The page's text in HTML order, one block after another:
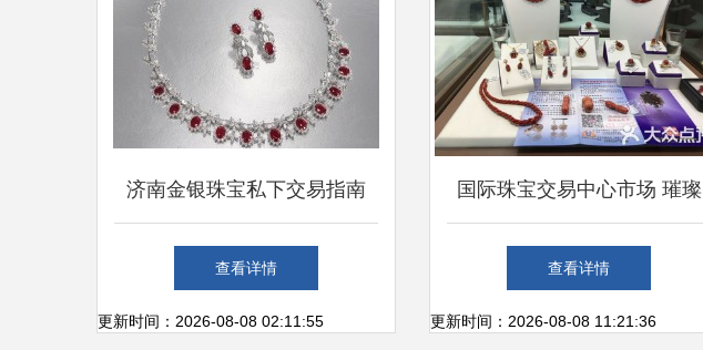
济南金银珠宝私下交易指南
品质保障与诚信交易的艺术
查看详情
更新时间：2026-08-08 02:11:55
国际珠宝交易中心市场 璀璨
背后的格局与机遇
查看详情
更新时间：2026-08-08 11:21:36